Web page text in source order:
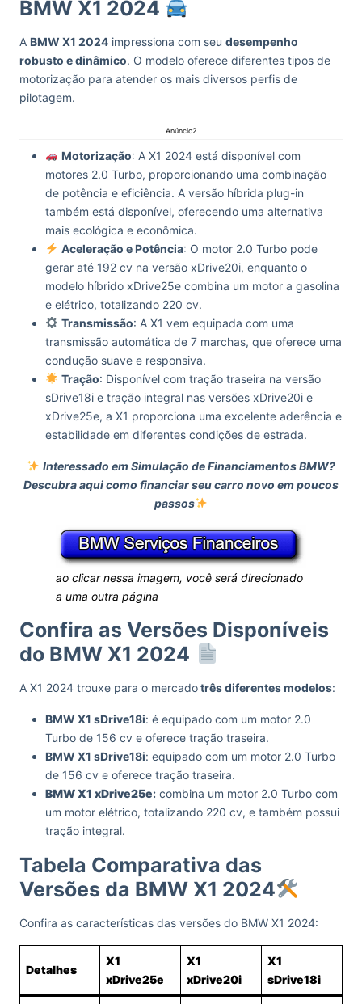
BMW X1 2024
A BMW X1 2024 impressiona com seu desempenho
robusto e dinâmico. O modelo oferece diferentes tipos de
motorização para atender os mais diversos perfis de
pilotagem.
Anúncio2
Motorização: A X1 2024 está disponível com
motores 2.0 Turbo, proporcionando uma combinação
de potência e eficiência. A versão híbrida plug-in
também está disponível, oferecendo uma alternativa
mais ecológica e econômica.
Aceleração e Potência: O motor 2.0 Turbo pode
gerar até 192 cv na versão xDrive20i, enquanto o
modelo híbrido xDrive25e combina um motor a gasolina
e elétrico, totalizando 220 cv.
Transmissão: A X1 vem equipada com uma
transmissão automática de 7 marchas, que oferece uma
condução suave e responsiva.
Tração: Disponível com tração traseira na versão
sDrive18i e tração integral nas versões xDrive20i e
xDrive25e, a X1 proporciona uma excelente aderência e
estabilidade em diferentes condições de estrada.
Interessado em Simulação de Financiamentos BMW?
Descubra aqui como financiar seu carro novo em poucos
passos
ao clicar nessa imagem, você será direcionado
a uma outra página
Confira as Versões Disponíveis
do BMW X1 2024
A X1 2024 trouxe para o mercadotrês diferentes modelos:
BMW X1 sDrive18i: é equipado com um motor 2.0
Turbo de 156 cv e oferece tração traseira.
BMW X1 sDrive18i: equipado com um motor 2.0 Turbo
de 156 cv e oferece tração traseira.
BMW X1 xDrive25e: combina um motor 2.0 Turbo com
um motor elétrico, totalizando 220 cv, e também possui
tração integral.
Tabela Comparativa das
Versões da BMW X1 2024
Confira as características das versões do BMW X1 2024:
Detalhes
X1
xDrive25e
X1
xDrive20i
X1
sDrive18i